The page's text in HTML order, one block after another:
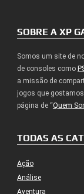
SOBRE A XP
Somos um site de
de consoles como
a missão de
jogos que
página de “Quem
TODAS AS
Ação
Análise
Aventura